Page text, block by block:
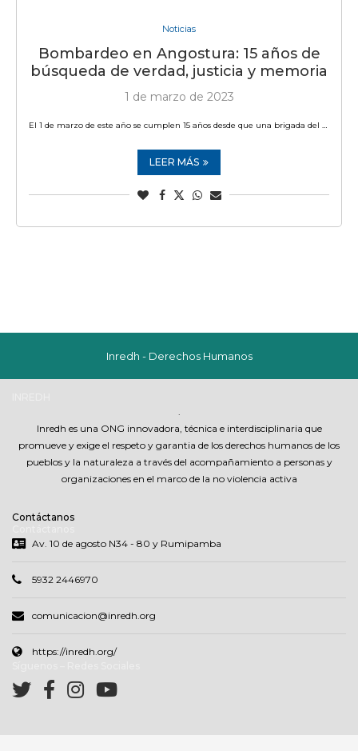
Noticias
Bombardeo en Angostura: 15 años de
búsqueda de verdad, justicia y memoria
1 de marzo de 2023
El 1 de marzo de este año se cumplen 15 años desde que una brigada del …
LEER MÁS
Inredh - Derechos Humanos
Inredh es una ONG innovadora, técnica e interdisciplinaria que
promueve y exige el respeto y garantia de los derechos humanos de los
pueblos y la naturaleza a través del acompañamiento a personas y
organizaciones en el marco de la no violencia activa
Contáctanos
Av. 10 de agosto N34 - 80 y Rumipamba
5932 2446970
comunicacion@inredh.org
https://inredh.org/